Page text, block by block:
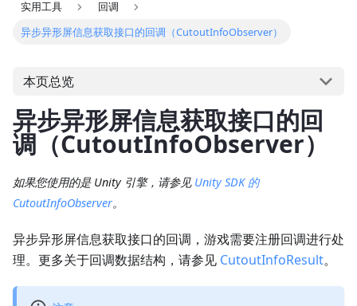
实用工具
回调
异步异形屏信息获取接口的回调（CutoutInfoObserver）
本页总览
异步异形屏信息获取接口的回
调（CutoutInfoObserver）
如果您使用的是 Unity 引擎，请参见 Unity SDK 的
CutoutInfoObserver。
异步异形屏信息获取接口的回调，游戏需要注册回调进行处
理。更多关于回调数据结构，请参见 CutoutInfoResult。